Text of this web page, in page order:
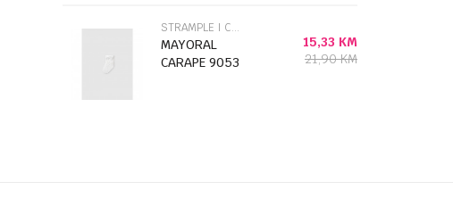
STRAMPLE I CARAPE
MAYORAL
CARAPE 9053
15,33 KM
21,90KM